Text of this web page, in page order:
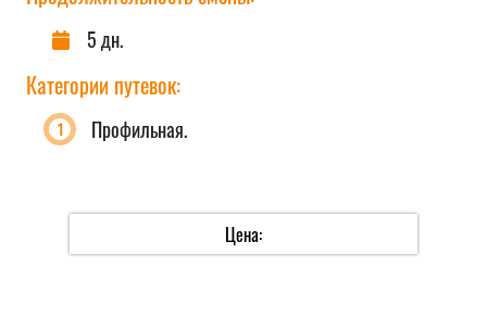
5 дн.
Категории путевок:
Профильная.
Цена: